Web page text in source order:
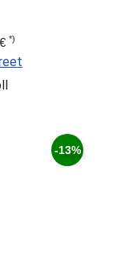
*)
-13%